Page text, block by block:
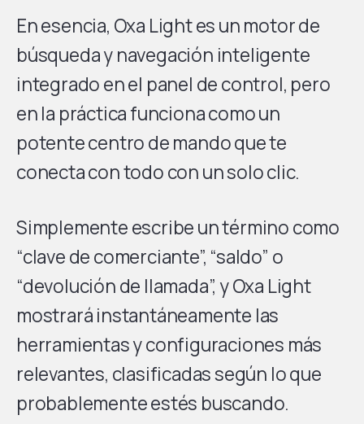
En esencia, Oxa Light es un motor de
búsqueda y navegación inteligente
integrado en el panel de control, pero
en la práctica funciona como un
potente centro de mando que te
conecta con todo con un solo clic.
Simplemente escribe un término como
“clave de comerciante”, “saldo” o
“devolución de llamada”, y Oxa Light
mostrará instantáneamente las
herramientas y configuraciones más
relevantes, clasificadas según lo que
probablemente estés buscando.